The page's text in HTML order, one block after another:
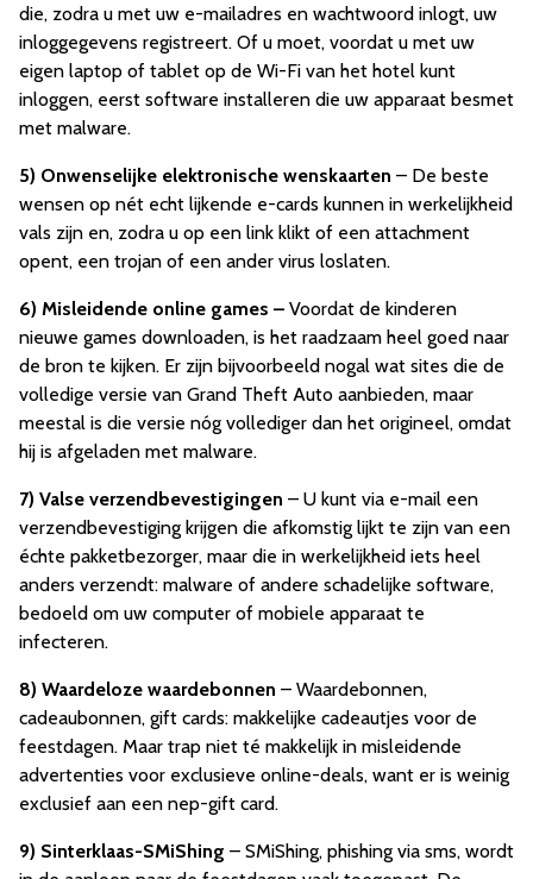
die, zodra u met uw e-mailadres en wachtwoord inlogt, uw
inloggegevens registreert. Of u moet, voordat u met uw
eigen laptop of tablet op de Wi-Fi van het hotel kunt
inloggen, eerst software installeren die uw apparaat besmet
met malware.
5) Onwenselijke elektronische wenskaarten – De beste
wensen op nét echt lijkende e-cards kunnen in werkelijkheid
vals zijn en, zodra u op een link klikt of een attachment
opent, een trojan of een ander virus loslaten.
6) Misleidende online games – Voordat de kinderen
nieuwe games downloaden, is het raadzaam heel goed naar
de bron te kijken. Er zijn bijvoorbeeld nogal wat sites die de
volledige versie van Grand Theft Auto aanbieden, maar
meestal is die versie nóg vollediger dan het origineel, omdat
hij is afgeladen met malware.
7) Valse verzendbevestigingen – U kunt via e-mail een
verzendbevestiging krijgen die afkomstig lijkt te zijn van een
échte pakketbezorger, maar die in werkelijkheid iets heel
anders verzendt: malware of andere schadelijke software,
bedoeld om uw computer of mobiele apparaat te
infecteren.
8) Waardeloze waardebonnen – Waardebonnen,
cadeaubonnen, gift cards: makkelijke cadeautjes voor de
feestdagen. Maar trap niet té makkelijk in misleidende
advertenties voor exclusieve online-deals, want er is weinig
exclusief aan een nep-gift card.
9) Sinterklaas-SMiShing – SMiShing, phishing via sms, wordt